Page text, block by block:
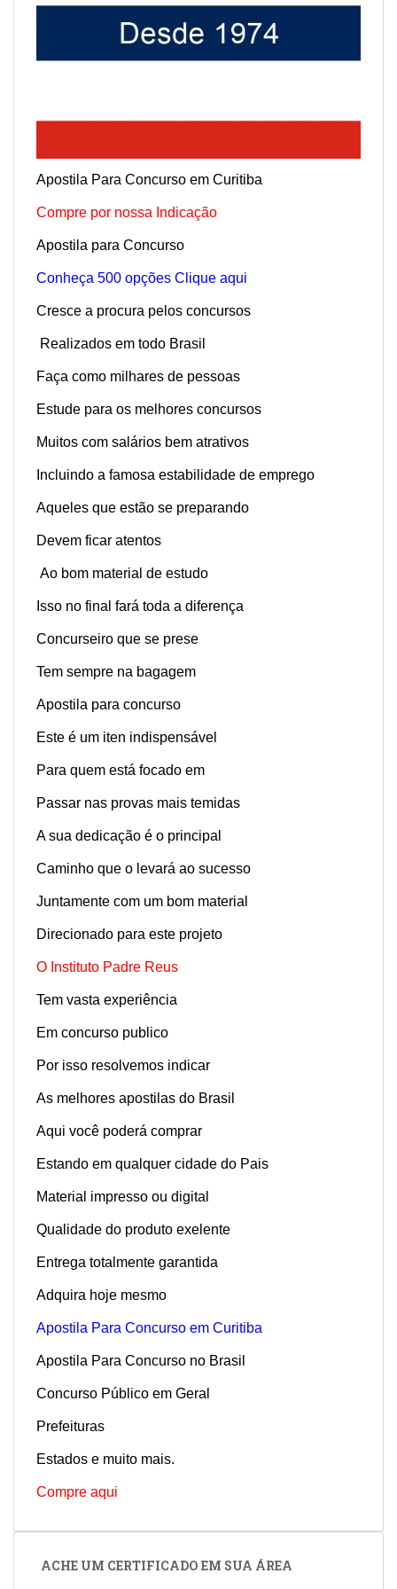
Apostila Para Concurso em Curitiba
Compre por nossa Indicação
Apostila para Concurso
Conheça 500 opções Clique aqui
Cresce a procura pelos concursos
Realizados em todo Brasil
Faça como milhares de pessoas
Estude para os melhores concursos
Muitos com salários bem atrativos
Incluindo a famosa estabilidade de emprego
Aqueles que estão se preparando
Devem ficar atentos
Ao bom material de estudo
Isso no final fará toda a diferença
Concurseiro que se prese
Tem sempre na bagagem
Apostila para concurso
Este é um iten indispensável
Para quem está focado em
Passar nas provas mais temidas
A sua dedicação é o principal
Caminho que o levará ao sucesso
Juntamente com um bom material
Direcionado para este projeto
O Instituto Padre Reus
Tem vasta experiência
Em concurso publico
Por isso resolvemos indicar
As melhores apostilas do Brasil
Aqui você poderá comprar
Estando em qualquer cidade do Pais
Material impresso ou digital
Qualidade do produto exelente
Entrega totalmente garantida
Adquira hoje mesmo
Apostila Para Concurso em Curitiba
Apostila Para Concurso no Brasil
Concurso Público em Geral
Prefeituras
Estados e muito mais.
Compre aqui
ACHE UM CERTIFICADO EM SUA ÁREA